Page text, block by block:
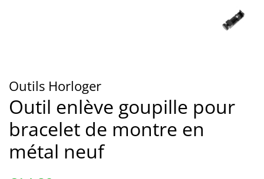
Outils Horloger
Outil enlève goupille pour
bracelet de montre en
métal neuf